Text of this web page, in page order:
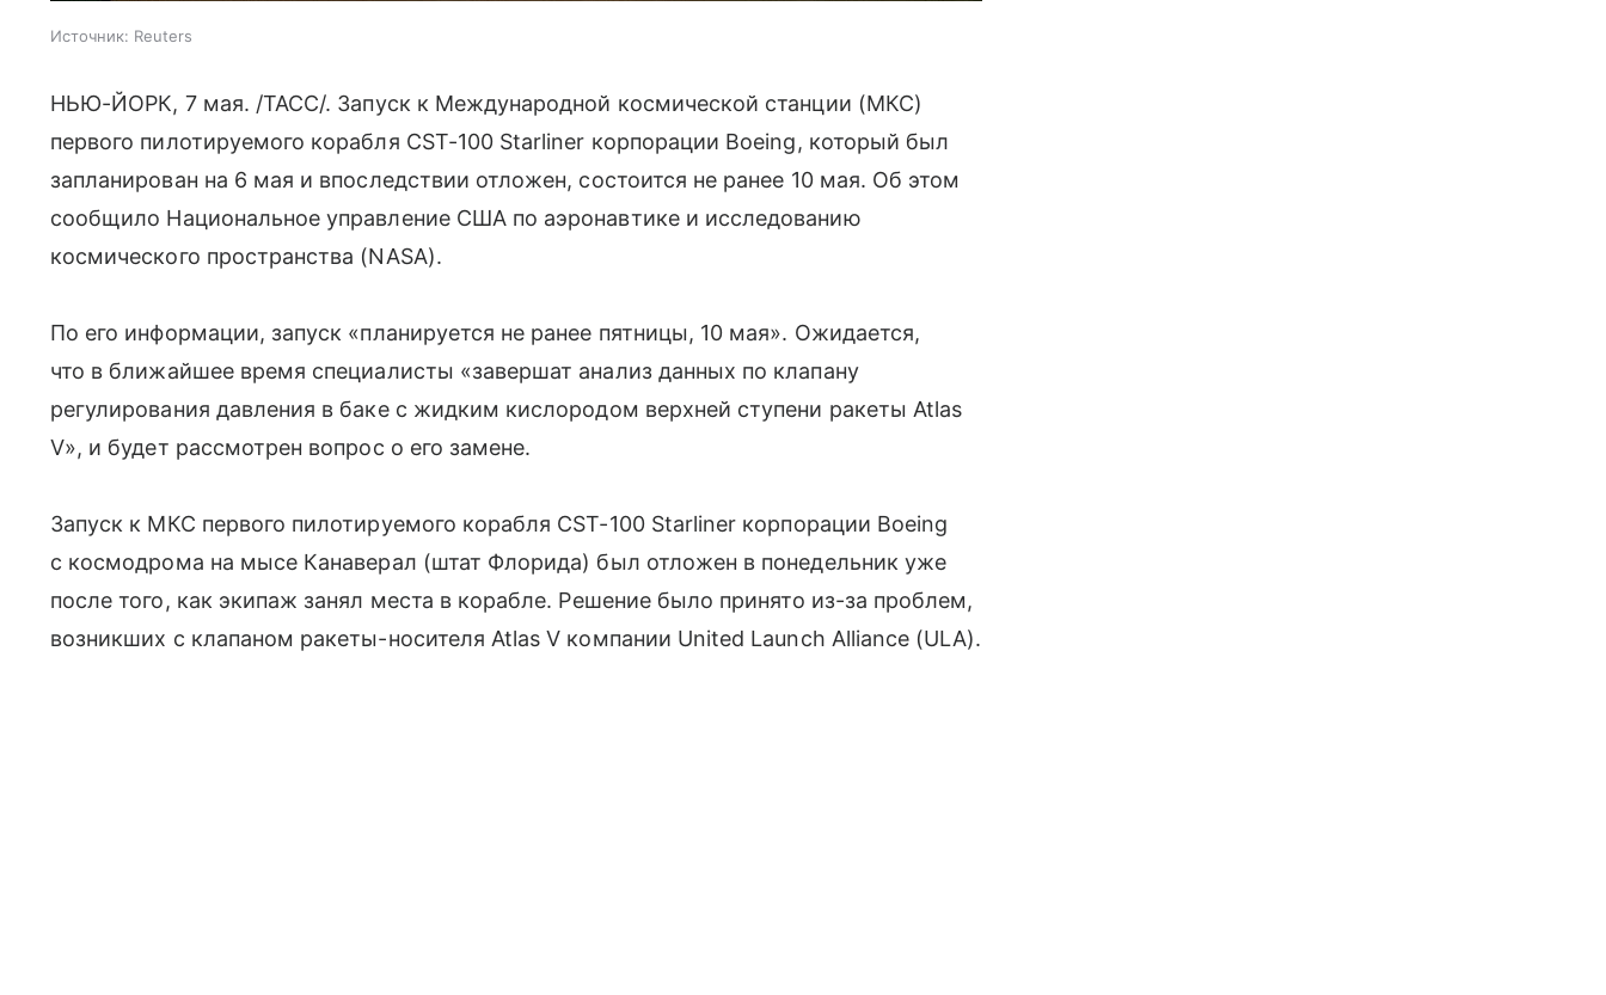
Источник: Reuters
НЬЮ-ЙОРК, 7 мая. /ТАСС/. Запуск к Международной космической станции (МКС)
первого пилотируемого корабля CST-100 Starliner корпорации Boeing, который был
запланирован на 6 мая и впоследствии отложен, состоится не ранее 10 мая. Об этом
сообщило Национальное управление США по аэронавтике и исследованию
космического пространства (NASA).
По его информации, запуск «планируется не ранее пятницы, 10 мая». Ожидается,
что в ближайшее время специалисты «завершат анализ данных по клапану
регулирования давления в баке с жидким кислородом верхней ступени ракеты Atlas
V», и будет рассмотрен вопрос о его замене.
Запуск к МКС первого пилотируемого корабля CST-100 Starliner корпорации Boeing
с космодрома на мысе Канаверал (штат Флорида) был отложен в понедельник уже
после того, как экипаж занял места в корабле. Решение было принято из-за проблем,
возникших с клапаном ракеты-носителя Atlas V компании United Launch Alliance (ULA).